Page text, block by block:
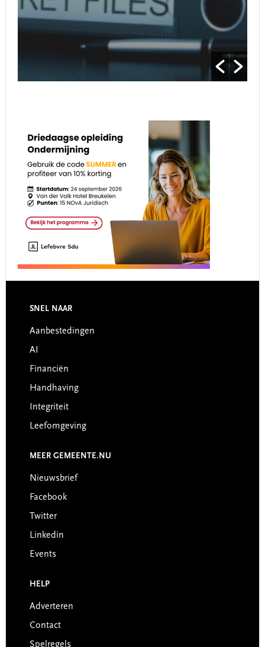
Footer
SNEL NAAR
Aanbestedingen
AI
Financiën
Handhaving
Integriteit
Leefomgeving
MEER GEMEENTE.NU
Nieuwsbrief
Facebook
Twitter
Linkedin
Events
HELP
Adverteren
Contact
Spelregels